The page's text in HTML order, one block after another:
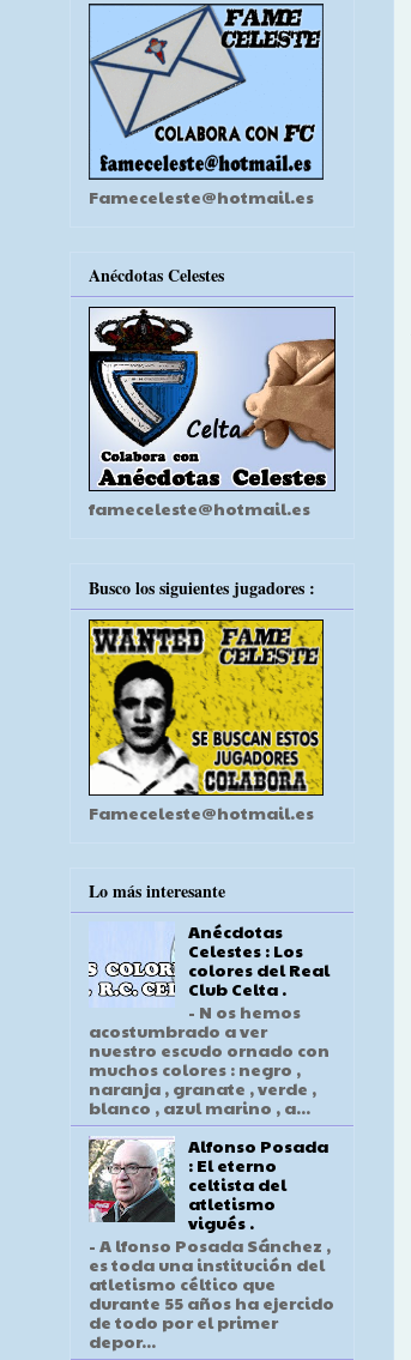
Fameceleste@hotmail.es
Anécdotas Celestes
fameceleste@hotmail.es
Busco los siguientes jugadores :
Fameceleste@hotmail.es
Lo más interesante
Anécdotas
Celestes : Los
colores del Real
Club Celta .
- N os hemos
acostumbrado a ver
nuestro escudo ornado con
muchos colores : negro ,
naranja , granate , verde ,
blanco , azul marino , a...
Alfonso Posada
: El eterno
celtista del
atletismo
vigués .
- A lfonso Posada Sánchez ,
es toda una institución del
atletismo céltico que
durante 55 años ha ejercido
de todo por el primer
depor...